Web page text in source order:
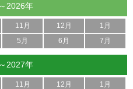
2026年
11月 12月
1月
5月 6月 7月
2027年
11月 12月
1月